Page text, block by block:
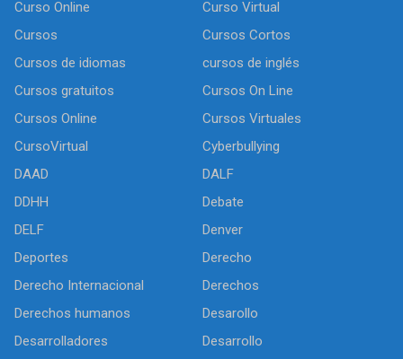
Curso Online
Curso Virtual
Cursos
Cursos Cortos
Cursos de idiomas
cursos de inglés
Cursos gratuitos
Cursos On Line
Cursos Online
Cursos Virtuales
CursoVirtual
Cyberbullying
DAAD
DALF
DDHH
Debate
DELF
Denver
Deportes
Derecho
Derecho Internacional
Derechos
Derechos humanos
Desarollo
Desarrolladores
Desarrollo